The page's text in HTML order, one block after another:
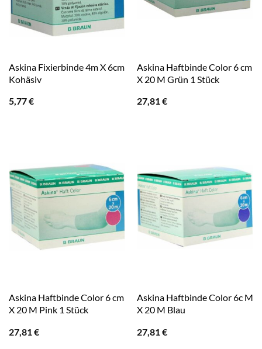
Askina Fixierbinde 4m X 6cm
Kohäsiv
5,77€
Askina Haftbinde Color 6 cm
X 20 M Grün 1 Stück
27,81€
Askina Haftbinde Color 6 cm
X 20 M Pink 1 Stück
27,81€
Askina Haftbinde Color 6c M
X 20 M Blau
27,81€